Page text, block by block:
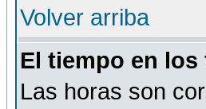
Volver arriba
El tiempo en
Las horas son